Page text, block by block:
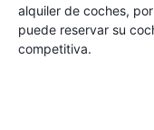
alquiler de coches,
puede reservar su
competitiva.